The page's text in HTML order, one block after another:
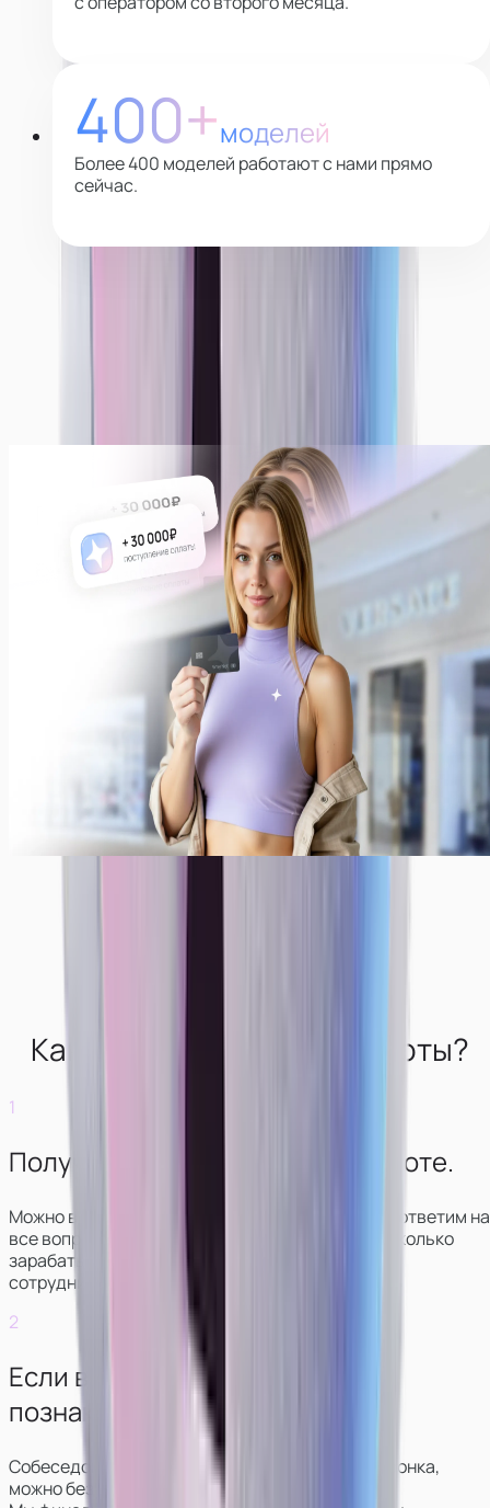
400+моделей
Более 400 моделей работают с нами прямо
сейчас.
Почему выбирают нас
Платим всегда ежедневно!
Ежедневные выплаты — наша стандартная система
выплат. Вы также можете получать деньги раз в
неделю или месяц. Просто укажите, как было бы
комфортно вам — мы сделаем все, чтобы
предоставить вам лучшие условия!
Примеры заработков
Как выглядит начало работы?
1
Получите консультацию по работе.
Можно в чате или звонке. Мы свяжемся с вами, ответим на
все вопросы, покажем, как выглядит работа и сколько
зарабатывают модели в разных вариантах
сотрудничества.
2
Если всё понравится —
познакомитесь с куратором.
Собеседование обычно проходит в формате звонка,
можно без видео.